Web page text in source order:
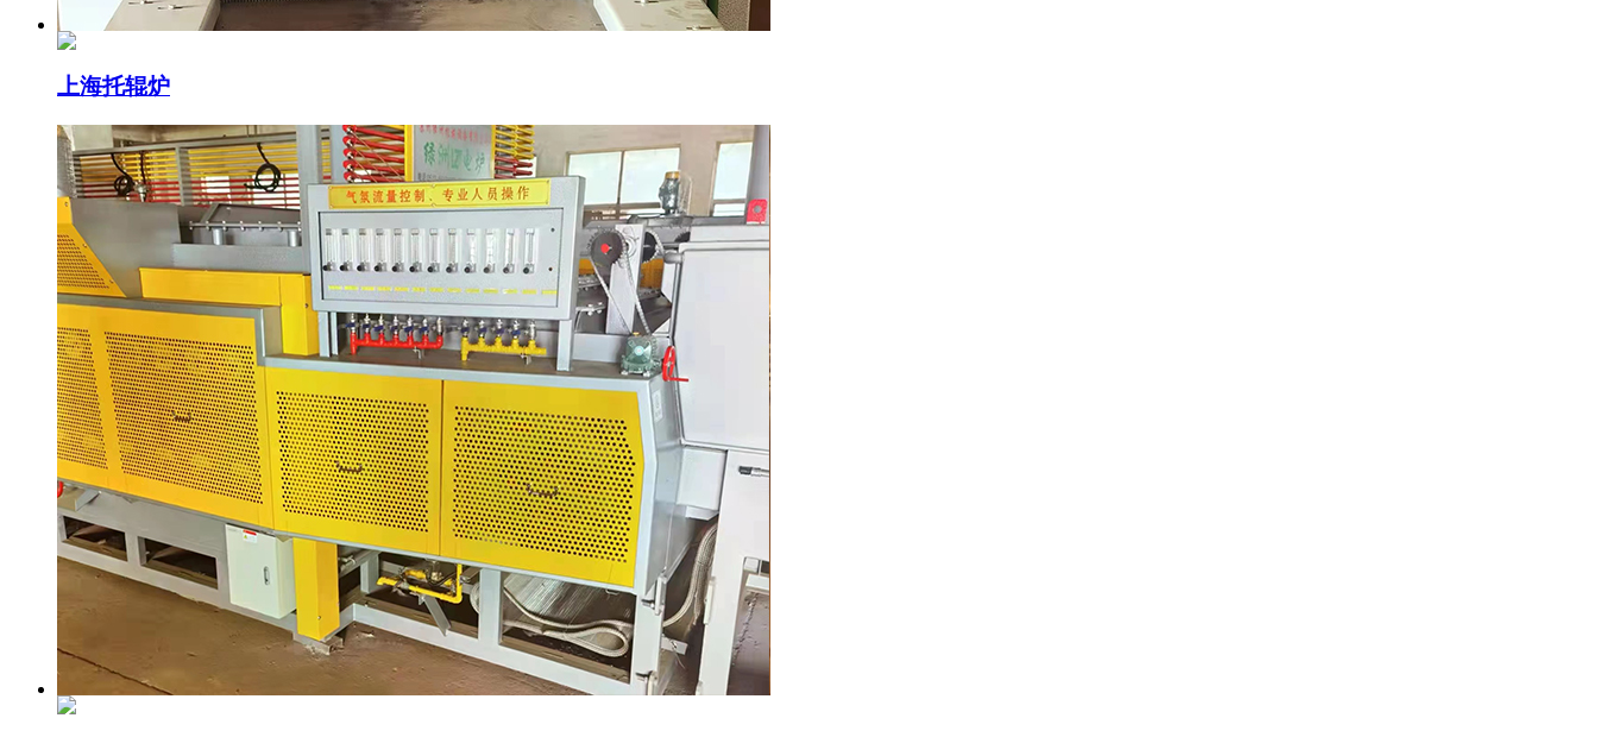
上海托辊炉